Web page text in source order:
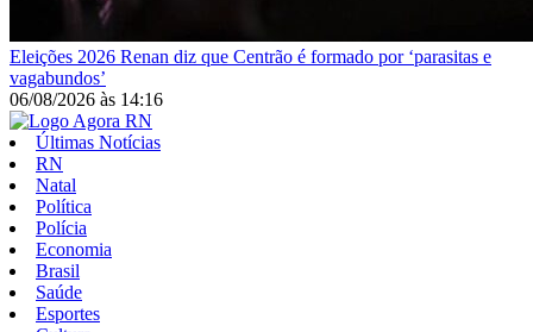
Eleições 2026 Renan diz que Centrão é formado por ‘parasitas e
vagabundos’
06/08/2026 às 14:16
Últimas Notícias
RN
Natal
Política
Polícia
Economia
Brasil
Saúde
Esportes